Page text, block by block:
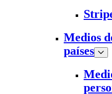
Medios
países